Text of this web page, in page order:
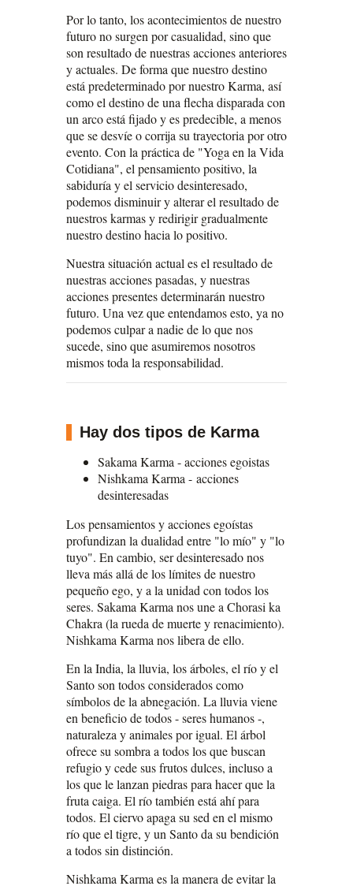
Por lo tanto, los acontecimientos de nuestro
futuro no surgen por casualidad, sino que
son resultado de nuestras acciones anteriores
y actuales. De forma que nuestro destino
está predeterminado por nuestro Karma, así
como el destino de una flecha disparada con
un arco está fijado y es predecible, a menos
que se desvíe o corrija su trayectoria por otro
evento. Con la práctica de "Yoga en la Vida
Cotidiana", el pensamiento positivo, la
sabiduría y el servicio desinteresado,
podemos disminuir y alterar el resultado de
nuestros karmas y redirigir gradualmente
nuestro destino hacia lo positivo.
Nuestra situación actual es el resultado de
nuestras acciones pasadas, y nuestras
acciones presentes determinarán nuestro
futuro. Una vez que entendamos esto, ya no
podemos culpar a nadie de lo que nos
sucede, sino que asumiremos nosotros
mismos toda la responsabilidad.
Hay dos tipos de Karma
Sakama Karma - acciones egoistas
Nishkama Karma - acciones
desinteresadas
Los pensamientos y acciones egoístas
profundizan la dualidad entre "lo mío" y "lo
tuyo". En cambio, ser desinteresado nos
lleva más allá de los límites de nuestro
pequeño ego, y a la unidad con todos los
seres. Sakama Karma nos une a Chorasi ka
Chakra (la rueda de muerte y renacimiento).
Nishkama Karma nos libera de ello.
En la India, la lluvia, los árboles, el río y el
Santo son todos considerados como
símbolos de la abnegación. La lluvia viene
en beneficio de todos - seres humanos -,
naturaleza y animales por igual. El árbol
ofrece su sombra a todos los que buscan
refugio y cede sus frutos dulces, incluso a
los que le lanzan piedras para hacer que la
fruta caiga. El río también está ahí para
todos. El ciervo apaga su sed en el mismo
río que el tigre, y un Santo da su bendición
a todos sin distinción.
Nishkama Karma es la manera de evitar la